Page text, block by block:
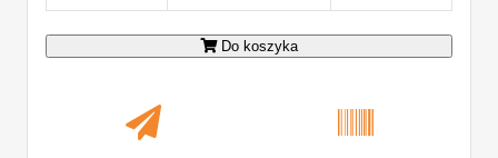
Do koszyka